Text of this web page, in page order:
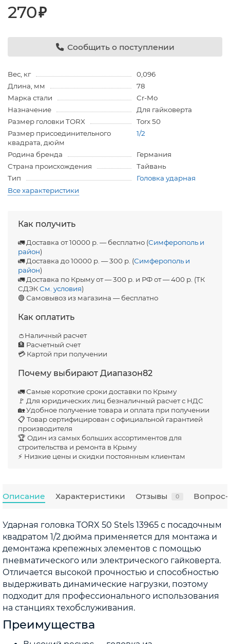
270₽
Сообщить о поступлении
Вес, кг
0,096
Длина, мм
78
Марка стали
Cr-Mo
Назначение
Для гайковерта
Размер головки TORX
Torx 50
Размер присоединительного
квадрата, дюйм
1/2
Родина бренда
Германия
Страна происхождения
Тайвань
Тип
Головка ударная
Все характеристики
Как получить
🚛 Доставка от 10000 р. — бесплатно (Симферополь и
район)
🚛 Доставка до 10000 р. — 300 р. (Симферополь и
район)
🚛 Доставка по Крыму от — 300 р. и РФ от — 400 р. (ТК
СДЭКСм. условия)
🟢 Самовывоз из магазина — бесплатно
Как оплатить
👛Наличный расчет
🏦 Расчетный счет
💳 Картой при получении
Почему выбирают Диапазон82
🚛 Самые короткие сроки доставки по Крыму
🚩 Для юридических лиц безналичный расчет с НДС
🏡 Удобное получение товара и оплата при получении
📋 Товар сертифицирован с официальной гарантией
производителя
🏆 Один из самых больших ассортиментов для
строительства и ремонта в Крыму
⚡ Низкие цены и скидки постоянным клиентам
Описание Характеристики Отзывы 0 Вопрос-
Ударная головка TORX 50 Stels 13965 с посадочным
квадратом 1/2 дюйма применяется для монтажа и
демонтажа крепежных элементов с помощью
пневматического или электрического гайковерта.
Отличается высокой прочностью и способностью
выдерживать динамические нагрузки, поэтому
подходит для профессионального использования
на станциях техобслуживания.
Преимущества